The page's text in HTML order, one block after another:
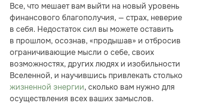
Все, что мешает вам выйти на новый уровень
финансового благополучия, — страх, неверие
в себя. Недостаток сил вы можете оставить
в прошлом, осознав, «продышав» и отбросив
ограничивающие мысли о себе, своих
возможностях, других людях и изобильности
Вселенной, и научившись привлекать столько
жизненной энергии, сколько вам нужно для
осуществления всех ваших замыслов.